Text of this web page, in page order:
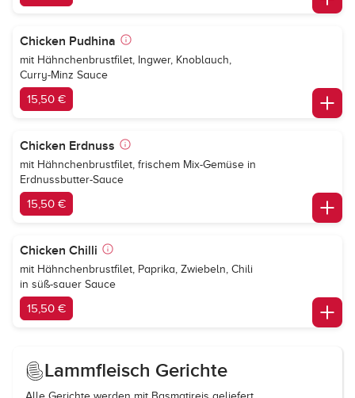
Chicken Pudhina
mit Hähnchenbrustfilet, Ingwer, Knoblauch,
Curry-Minz Sauce
15,50 €
Chicken Erdnuss
mit Hähnchenbrustfilet, frischem Mix-Gemüse in
Erdnussbutter-Sauce
15,50 €
Chicken Chilli
mit Hähnchenbrustfilet, Paprika, Zwiebeln, Chili
in süß-sauer Sauce
15,50 €
Lammfleisch Gerichte